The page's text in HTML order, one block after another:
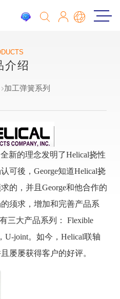
介绍
加工弹簧系列
全新的理念发明了Helical挠性
可後，George知道Helical挠
的，并且George和他合作的
须求，增加和完善产品系
三大产品系列： Flexible
U-joint。如今，Helical联轴
屡屡获得客户的好评。